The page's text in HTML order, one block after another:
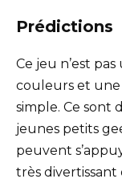
Prédictions
Ce jeu n’est
couleurs et une
simple. Ce sont
jeunes petits
peuvent
très divertissant